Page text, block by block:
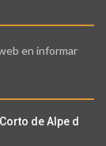
en informar
de Alpe d